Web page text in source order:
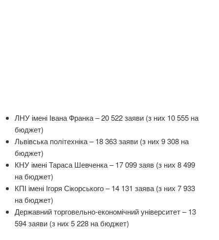
ЛНУ імені Івана Франка – 20 522 заяви (з них 10 555 на
бюджет)
Львівська політехніка – 18 363 заяви (з них 9 308 на
бюджет)
КНУ імені Тараса Шевченка – 17 099 заяв (з них 8 499
на бюджет)
КПІ імені Ігоря Сікорського – 14 131 заява (з них 7 933
на бюджет)
Державний торговельно-економічний університет – 13
594 заяви (з них 5 228 на бюджет)